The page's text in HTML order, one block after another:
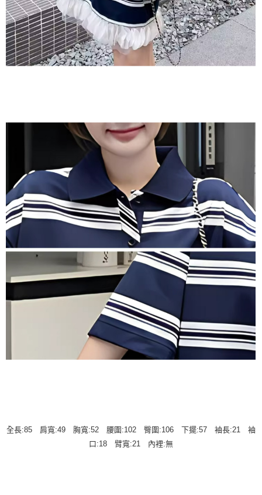
全長:85 肩寬:49 胸寬:52 腰圍:102 臀圍:106 下擺:57 袖長:21 袖
口:18 臂寬:21 內裡:無